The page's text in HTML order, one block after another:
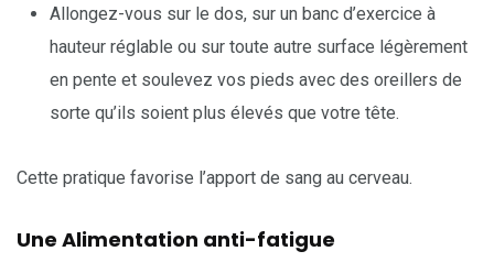
Allongez-vous sur le dos, sur un banc d’exercice à
hauteur réglable ou sur toute autre surface légèrement
en pente et soulevez vos pieds avec des oreillers de
sorte qu’ils soient plus élevés que votre tête.
Cette pratique favorise l’apport de sang au cerveau.
Une Alimentation anti-fatigue